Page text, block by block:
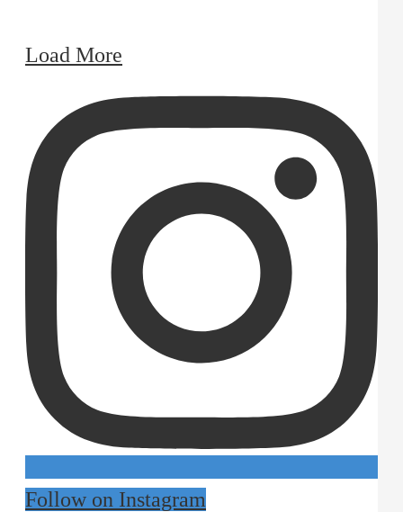
Load More
Follow on Instagram